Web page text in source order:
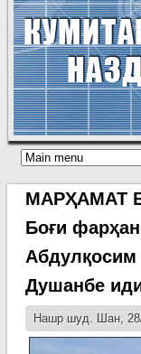
МАРҲАМАТ
Боғи
Душанбе
Нашр шуд. Шан,